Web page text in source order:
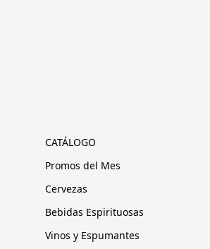
CATÁLOGO
Promos del Mes
Cervezas
Bebidas Espirituosas
Vinos y Espumantes